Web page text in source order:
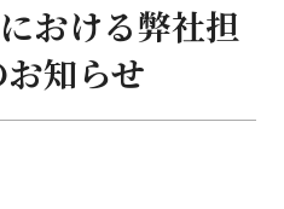
おける弊社担
知らせ